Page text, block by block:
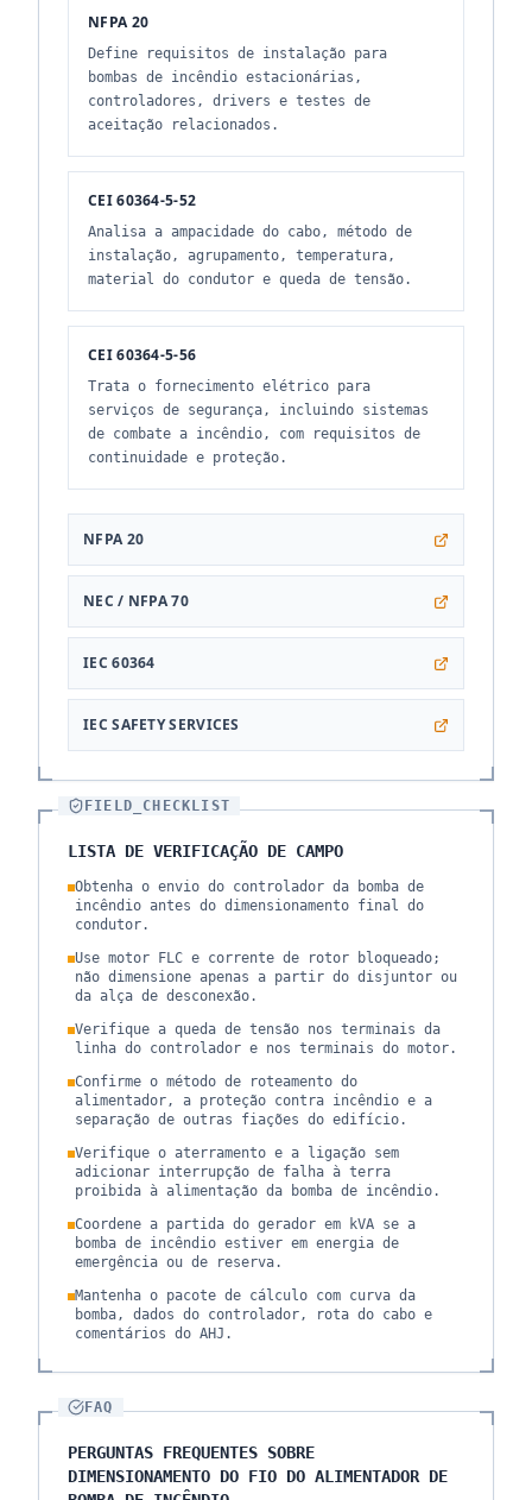
NFPA 20
Define requisitos de instalação para
bombas de incêndio estacionárias,
controladores, drivers e testes de
aceitação relacionados.
CEI 60364-5-52
Analisa a ampacidade do cabo, método de
instalação, agrupamento, temperatura,
material do condutor e queda de tensão.
CEI 60364-5-56
Trata o fornecimento elétrico para
serviços de segurança, incluindo sistemas
de combate a incêndio, com requisitos de
continuidade e proteção.
NFPA 20
NEC / NFPA 70
IEC 60364
IEC SAFETY SERVICES
FIELD_CHECKLIST
LISTA DE VERIFICAÇÃO DE CAMPO
Obtenha o envio do controlador da bomba de
incêndio antes do dimensionamento final do
condutor.
Use motor FLC e corrente de rotor bloqueado;
não dimensione apenas a partir do disjuntor ou
da alça de desconexão.
Verifique a queda de tensão nos terminais da
linha do controlador e nos terminais do motor.
Confirme o método de roteamento do
alimentador, a proteção contra incêndio e a
separação de outras fiações do edifício.
Verifique o aterramento e a ligação sem
adicionar interrupção de falha à terra
proibida à alimentação da bomba de incêndio.
Coordene a partida do gerador em kVA se a
bomba de incêndio estiver em energia de
emergência ou de reserva.
Mantenha o pacote de cálculo com curva da
bomba, dados do controlador, rota do cabo e
comentários do AHJ.
FAQ
PERGUNTAS FREQUENTES SOBRE
DIMENSIONAMENTO DO FIO DO ALIMENTADOR DE